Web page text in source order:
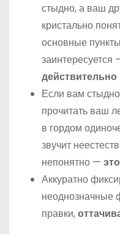
стыдно, а ваш
кристально
основные
заинтересуется
действительно
Если вам
прочитать ваш
в гордом
звучит
непонятно —
Аккуратно
неоднозначные
правки,